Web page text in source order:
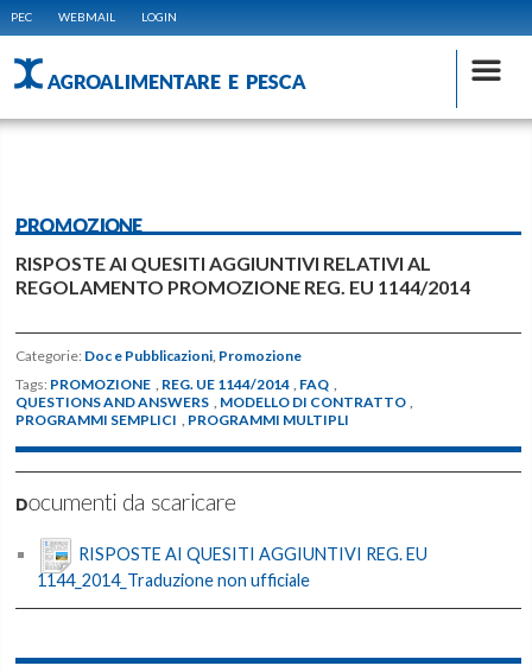
PEC WEBMAIL LOGIN
AGROALIMENTARE E PESCA
PROMOZIONE
RISPOSTE AI QUESITI AGGIUNTIVI RELATIVI AL
REGOLAMENTO PROMOZIONE REG. EU 1144/2014
Categorie: Doc e Pubblicazioni, Promozione
Tags: PROMOZIONE , REG. UE 1144/2014 , FAQ ,
QUESTIONS AND ANSWERS , MODELLO DI CONTRATTO ,
PROGRAMMI SEMPLICI , PROGRAMMI MULTIPLI
Documenti da scaricare
RISPOSTE AI QUESITI AGGIUNTIVI REG. EU
1144_2014_Traduzione non ufficiale